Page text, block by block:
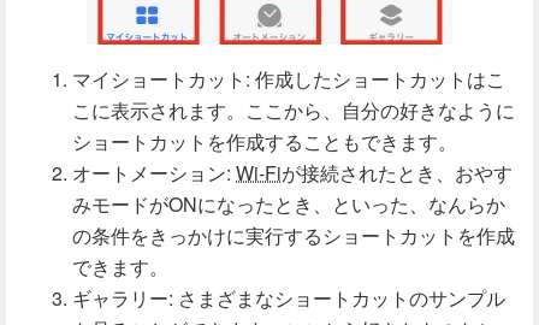
マイショートカット: 作成したショートカットはこ
こに表示されます。ここから、自分の好きなように
ショートカットを作成することもできます。
オートメーション: Wi-Fiが接続されたとき、おやす
みモードがONになったとき、といった、なんらか
の条件をきっかけに実行するショートカットを作成
できます。
ギャラリー: さまざまなショートカットのサンプル